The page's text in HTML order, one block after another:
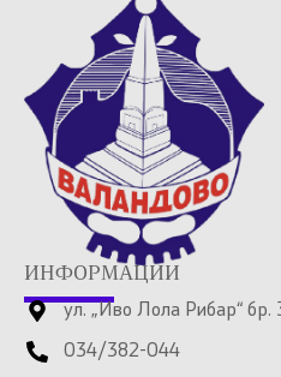
ИНФОРМАЦИИ
ул. „Иво Лола Рибар“
034/382-044